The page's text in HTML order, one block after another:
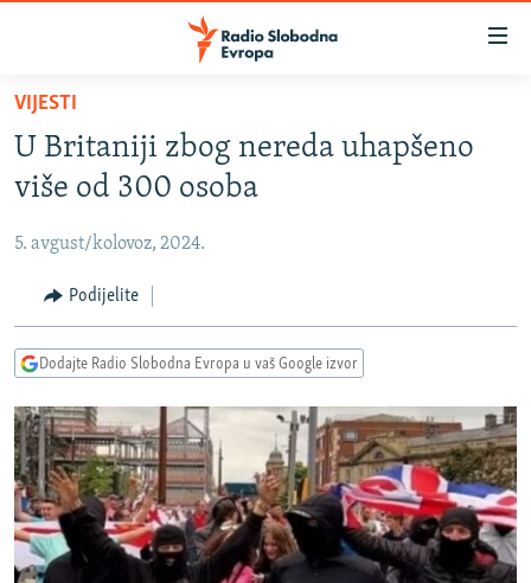
Pređite
glavni
sadržaj
na
navigaciju
Pređite
na
BOSNA I HERCEGOVINA
KOSOVO
CRNA GORA
VIDEO
FOTOGALERIJE
INFOGRAFIKE
PODCASTI
RAT U UKRAJINI
KINA NA BALKANU
RSE PRIČE IZ SVIJETA
ISPRIČAJ MI
VIJESTI
U Britaniji zbog nereda uhapšeno
više od 300 osoba
5. avgust/kolovoz, 2024.
Podijelite
Dodajte Radio Slobodna Evropa u vaš Google izvor